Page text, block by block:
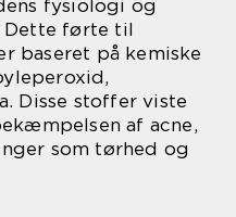
fysiologi og
Dette førte til
baseret på kemiske
Disse stoffer viste
af acne,
som tørhed og